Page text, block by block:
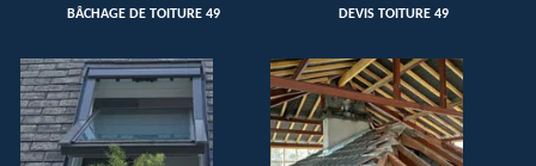
BÂCHAGE DE TOITURE 49 DEVIS TOITURE 49